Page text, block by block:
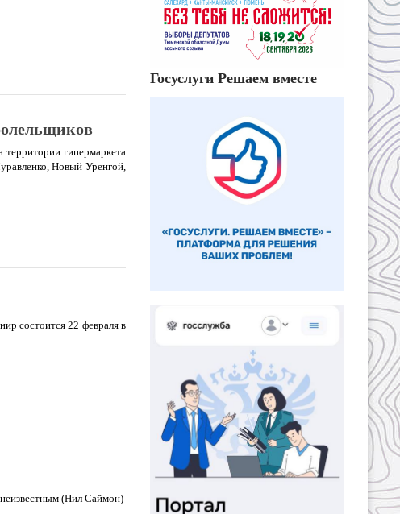
гипермаркета
Новый Уренгой,
состоится 22 февраля в
неизвестным (Нил Саймон)
Госуслуги Решаем вместе